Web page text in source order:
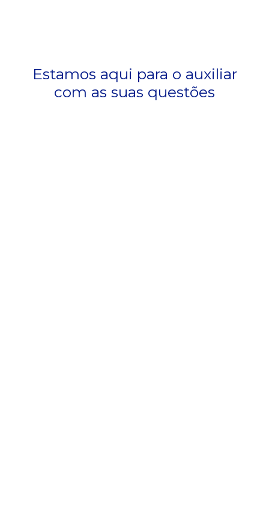
Estamos aqui para o auxiliar
com as suas questões